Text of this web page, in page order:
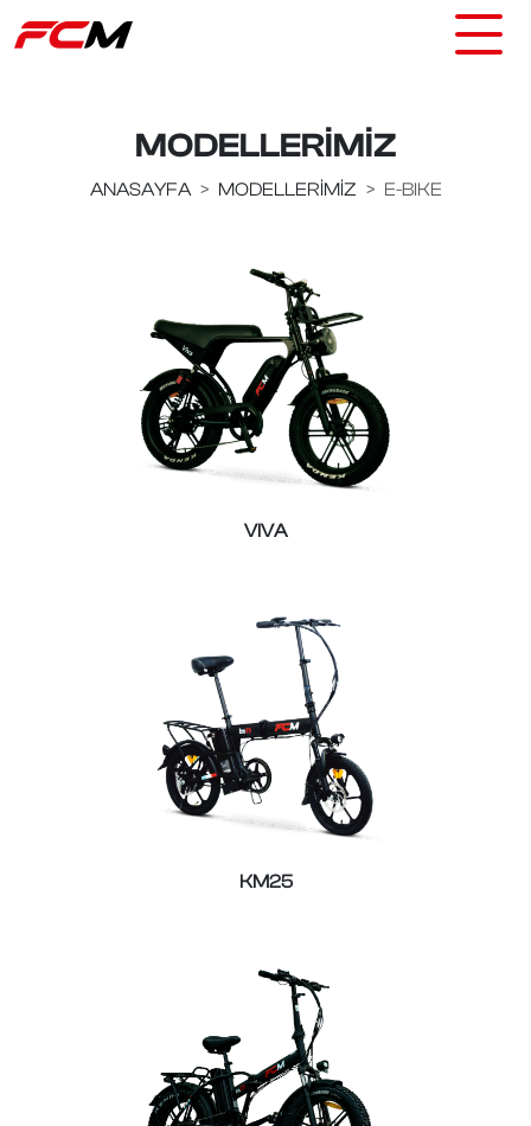
MODELLERİMİZ
ANASAYFA MODELLERIMIZ E-BIKE
VIVA
KM25